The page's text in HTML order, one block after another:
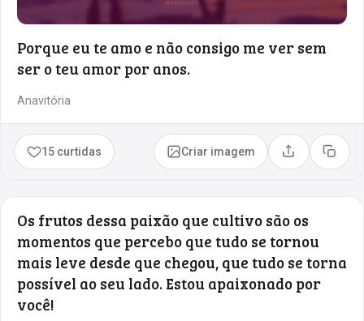
Porque eu te amo e não consigo me ver sem
ser o teu amor por anos.
Anavitória
15 curtidas Criar imagem Compartilhar
Copiar
Os frutos dessa paixão que cultivo são os
momentos que percebo que tudo se tornou
mais leve desde que chegou, que tudo se torna
possível ao seu lado. Estou apaixonado por
você!